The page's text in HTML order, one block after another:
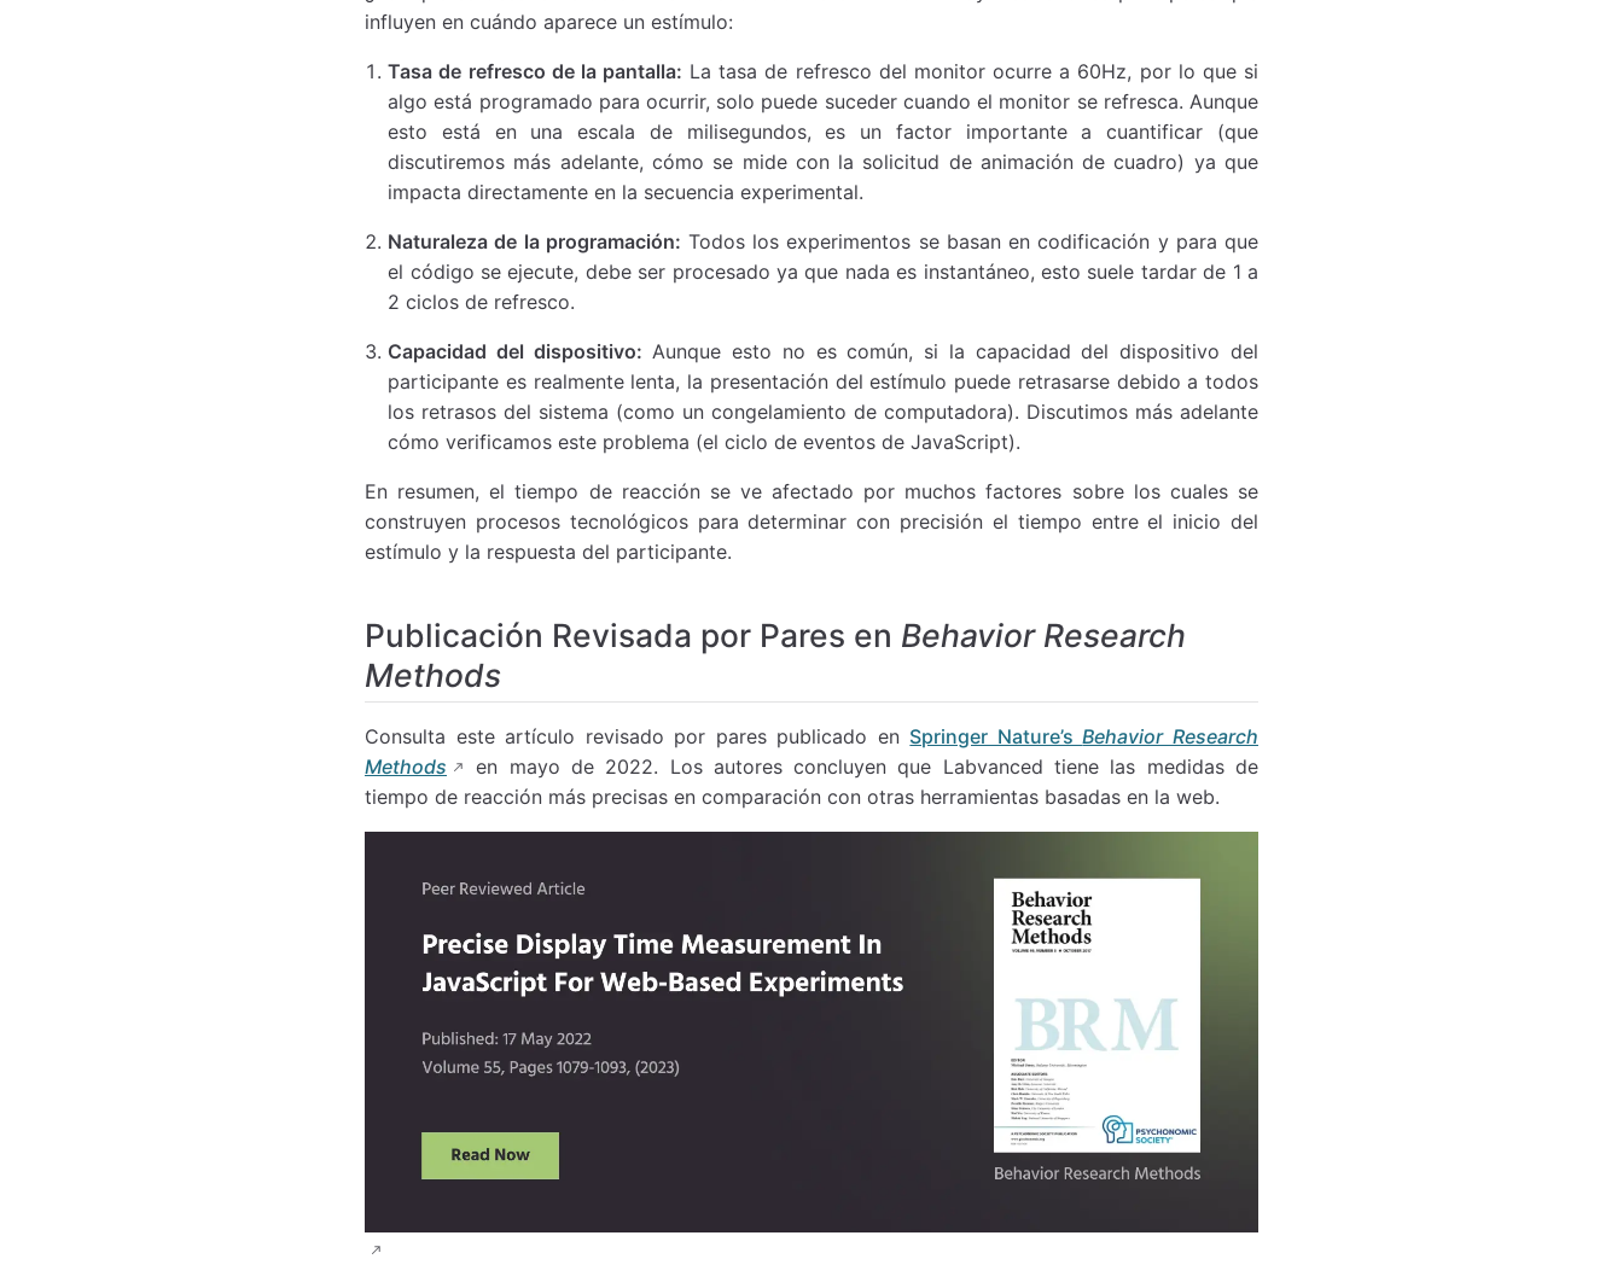
influyen en cuándo aparece un estímulo:
Tasa de refresco de la pantalla: La tasa de refresco del monitor ocurre a 60Hz, por lo que si
algo está programado para ocurrir, solo puede suceder cuando el monitor se refresca. Aunque
esto está en una escala de milisegundos, es un factor importante a cuantificar (que
discutiremos más adelante, cómo se mide con la solicitud de animación de cuadro) ya que
impacta directamente en la secuencia experimental.
Naturaleza de la programación: Todos los experimentos se basan en codificación y para que
el código se ejecute, debe ser procesado ya que nada es instantáneo, esto suele tardar de 1 a
2 ciclos de refresco.
Capacidad del dispositivo: Aunque esto no es común, si la capacidad del dispositivo del
participante es realmente lenta, la presentación del estímulo puede retrasarse debido a todos
los retrasos del sistema (como un congelamiento de computadora). Discutimos más adelante
cómo verificamos este problema (el ciclo de eventos de JavaScript).
En resumen, el tiempo de reacción se ve afectado por muchos factores sobre los cuales se
construyen procesos tecnológicos para determinar con precisión el tiempo entre el inicio del
estímulo y la respuesta del participante.
Publicación Revisada por Pares en Behavior Research
Methods
Consulta este artículo revisado por pares publicado en Springer Nature’sBehavior Research
Methods
en mayo de 2022. Los autores concluyen que Labvanced tiene las medidas de
tiempo de reacción más precisas en comparación con otras herramientas basadas en la web.